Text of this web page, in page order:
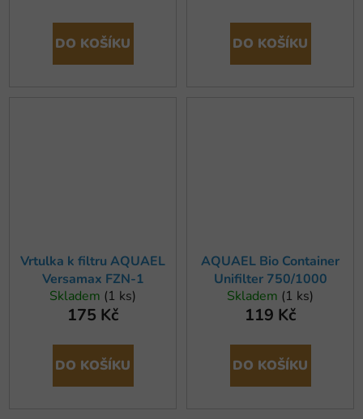
DO KOŠÍKU DO KOŠÍKU
Vrtulka k filtru AQUAEL
Versamax FZN-1
Skladem (1 ks)
175 Kč
DO KOŠÍKU
AQUAEL Bio Container
Unifilter 750/1000
Skladem (1 ks)
119 Kč
DO KOŠÍKU